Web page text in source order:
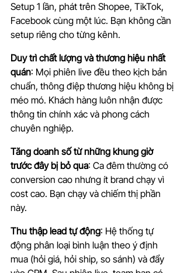
Setup 1 lần, phát trên Shopee, TikTok,
Facebook cùng một lúc. Bạn không cần
setup riêng cho từng kênh.
Duy trì chất lượng và thương hiệu nhất
quán: Mọi phiên live đều theo kịch bản
chuẩn, thông điệp thương hiệu không bị
méo mó. Khách hàng luôn nhận được
thông tin chính xác và phong cách
chuyên nghiệp.
Tăng doanh số từ những khung giờ
trước đây bị bỏ qua: Ca đêm thường có
conversion cao nhưng ít brand chạy vì
cost cao. Bạn chạy và chiếm thị phần
này.
Thu thập lead tự động: Hệ thống tự
động phân loại bình luận theo ý định
mua (hỏi giá, hỏi ship, so sánh) và đẩy